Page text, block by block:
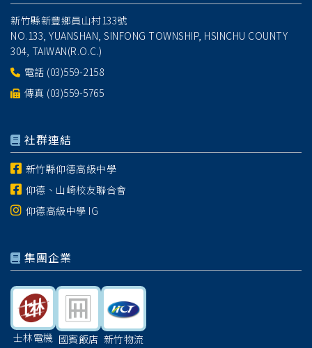
新竹縣新豐鄉員山村133號
NO.133, YUANSHAN, SINFONG TOWNSHIP, HSINCHU COUNTY
304, TAIWAN(R.O.C.)
電話 (03)559-2158
傳真 (03)559-5765
社群連結
新竹縣仰德高級中學
仰德、山崎校友聯合會
仰德高級中學 IG
集團企業
士林電機 國賓飯店 新竹物流